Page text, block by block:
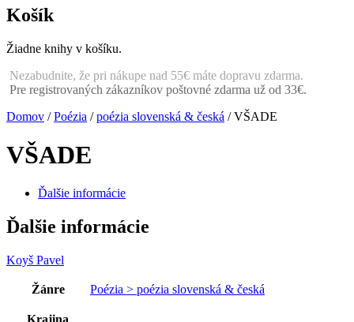
Košík
Žiadne knihy v košíku.
Nezabudnite, že pri nákupe nad 55€ máte dopravu zdarma.
Pre registrovaných zákazníkov poštovné zdarma už od 33€.
Domov /Poézia /poézia slovenská & česká / VŠADE
VŠADE
Ďalšie informácie
Ďalšie informácie
Koyš Pavel
Žánre Poézia > poézia slovenská & česká